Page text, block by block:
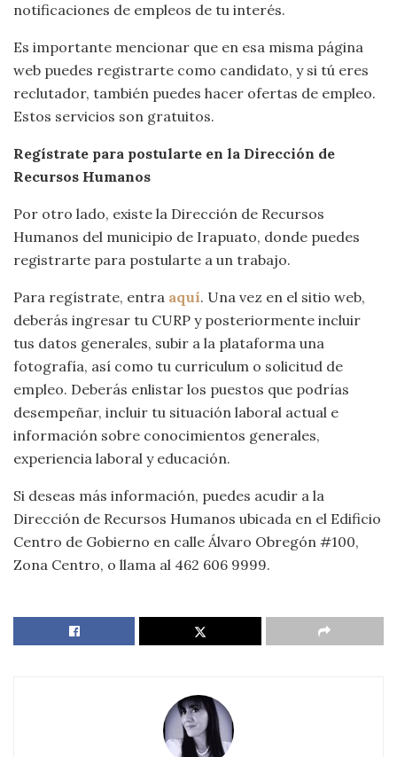
notificaciones de empleos de tu interés.
Es importante mencionar que en esa misma página
web puedes registrarte como candidato, y si tú eres
reclutador, también puedes hacer ofertas de empleo.
Estos servicios son gratuitos.
Regístrate para postularte en la Dirección de
Recursos Humanos
Por otro lado, existe la Dirección de Recursos
Humanos del municipio de Irapuato, donde puedes
registrarte para postularte a un trabajo.
Para regístrate, entra aquí. Una vez en el sitio web,
deberás ingresar tu CURP y posteriormente incluir
tus datos generales, subir a la plataforma una
fotografía, así como tu curriculum o solicitud de
empleo. Deberás enlistar los puestos que podrías
desempeñar, incluir tu situación laboral actual e
información sobre conocimientos generales,
experiencia laboral y educación.
Si deseas más información, puedes acudir a la
Dirección de Recursos Humanos ubicada en el Edificio
Centro de Gobierno en calle Álvaro Obregón #100,
Zona Centro, o llama al 462 606 9999.